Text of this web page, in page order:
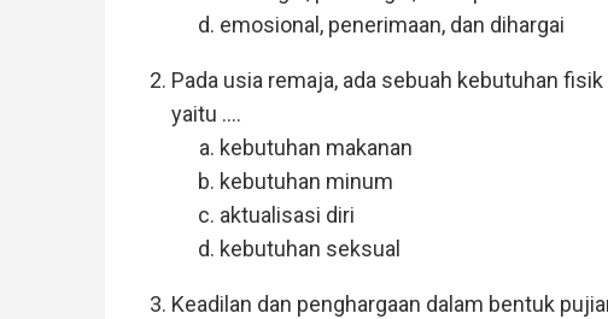
emosional, penerimaan, dan dihargai
Pada usia remaja, ada sebuah kebutuhan
yaitu ....
kebutuhan makanan
kebutuhan minum
aktualisasi diri
kebutuhan seksual
Keadilan dan penghargaan dalam bentuk